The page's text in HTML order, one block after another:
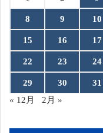
8 9 10
15 16 17
22 23 24
29 30
31
« 12月
2月 »